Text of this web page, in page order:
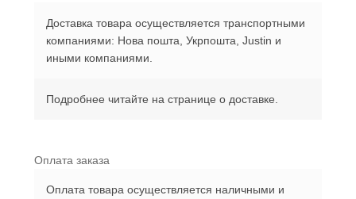
Доставка товара осуществляется транспортными
компаниями: Нова пошта, Укрпошта, Justin и
иными компаниями.
Подробнее читайте на странице о доставке.
Оплата заказа
Оплата товара осуществляется наличными и